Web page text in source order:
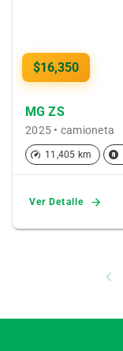
$16,350
MG ZS
2025 • camioneta
11,405 km
Ver Detalle